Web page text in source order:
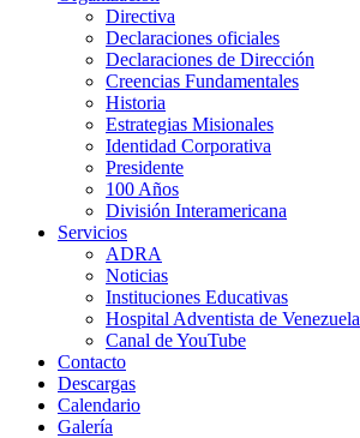
Directiva
Declaraciones oficiales
Declaraciones de Dirección
Creencias Fundamentales
Historia
Estrategias Misionales
Identidad Corporativa
Presidente
100 Años
División Interamericana
Servicios
ADRA
Noticias
Instituciones Educativas
Hospital Adventista de Venezuela
Canal de YouTube
Contacto
Descargas
Calendario
Galería